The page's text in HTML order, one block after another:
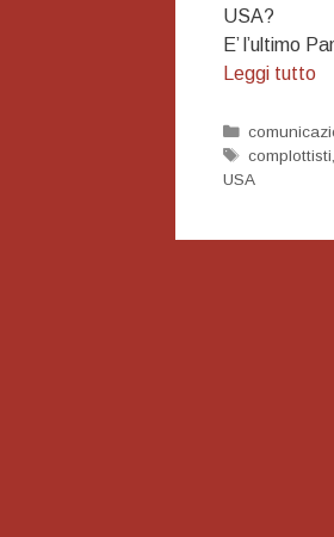
USA?
E’ l’ultimo
Leggi tuttoLe
e
Categorie
Tag
complottisti
USA